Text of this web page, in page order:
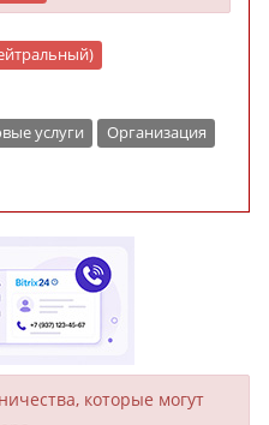
услуги Организация
кото­рые могут